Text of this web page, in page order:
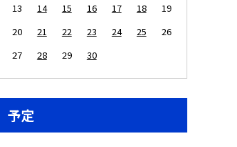
13
14 15 16 17 18
19
20
21 22 23 24 25
26
27
28 29 30
予定